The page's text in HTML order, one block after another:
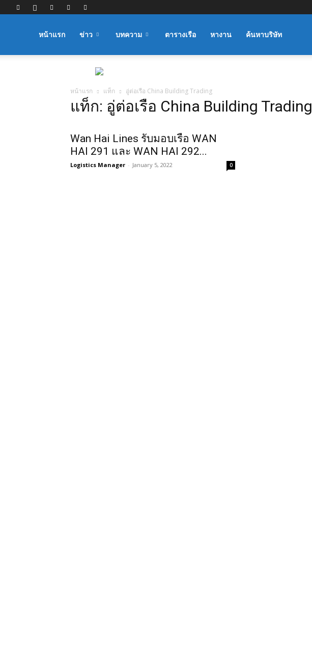
หน้าแรก ข่าว บทความ ตารางเรือ หางาน ค้นหาบริษัท
หน้าแรก แท็ก อู่ต่อเรือ China Building Trading
แท็ก: อู่ต่อเรือ China Building Trading
Wan Hai Lines รับมอบเรือ WAN
HAI 291 และ WAN HAI 292...
Logistics Manager - January 5, 2022 0